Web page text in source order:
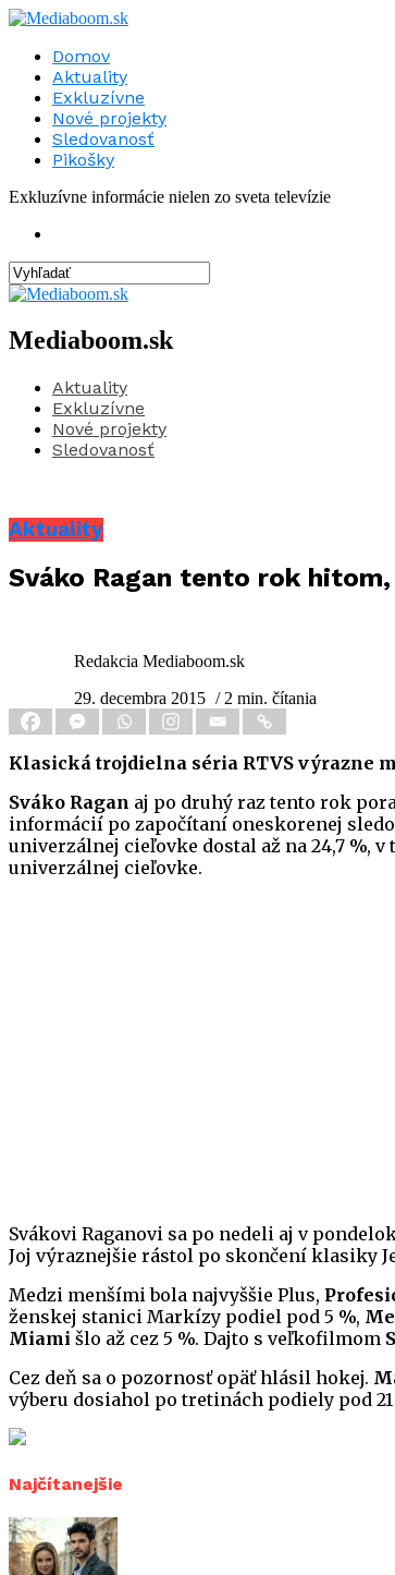
Domov
Aktuality
Exkluzívne
Nové projekty
Sledovanosť
Pikošky
Exkluzívne informácie nielen zo sveta televízie
Mediaboom.sk
Aktuality
Exkluzívne
Nové projekty
Sledovanosť
Aktuality
Sváko Ragan tento rok
Redakcia Mediaboom.sk
29. decembra 2015 / 2 min. čítania
Klasická trojdielna séria RTVS výrazne
Sváko Ragan aj po druhý raz tento rok
informácií po započítaní oneskorenej
univerzálnej cieľovke dostal až na 24,7 %,
univerzálnej cieľovke.
Svákovi Raganovi sa po nedeli aj v
Joj výraznejšie rástol po skončení klasiky
Medzi menšími bola najvyššie Plus,
ženskej stanici Markízy podiel pod 5 %,
Miami šlo až cez 5 %. Dajto s veľkofilmom
Cez deň sa o pozornosť opäť hlásil hokej.
výberu dosiahol po tretinách podiely pod
Najčítanejšie